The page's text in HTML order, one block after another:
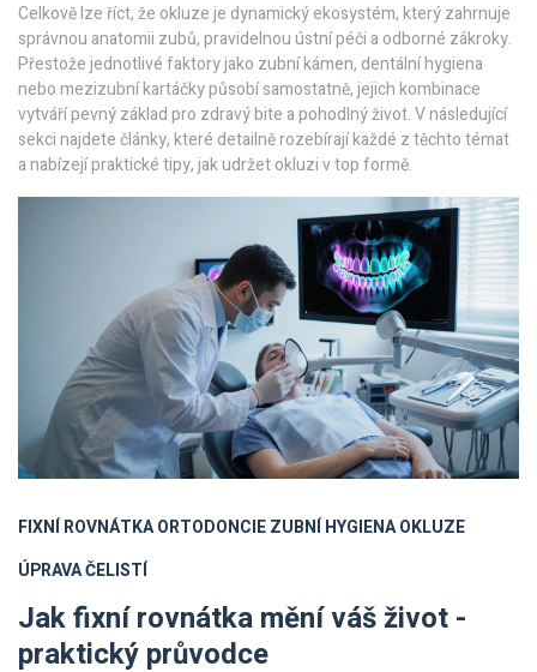
Celkově lze říct, že okluze je dynamický ekosystém, který zahrnuje
správnou anatomii zubů, pravidelnou ústní péči a odborné zákroky.
Přestože jednotlivé faktory jako zubní kámen, dentální hygiena
nebo mezizubní kartáčky působí samostatně, jejich kombinace
vytváří pevný základ pro zdravý bite a pohodlný život. V následující
sekci najdete články, které detailně rozebírají každé z těchto témat
a nabízejí praktické tipy, jak udržet okluzi v top formě.
FIXNÍ ROVNÁTKAORTODONCIEZUBNÍ HYGIENAOKLUZE
ÚPRAVA ČELISTÍ
Jak fixní rovnátka mění váš život -
praktický průvodce